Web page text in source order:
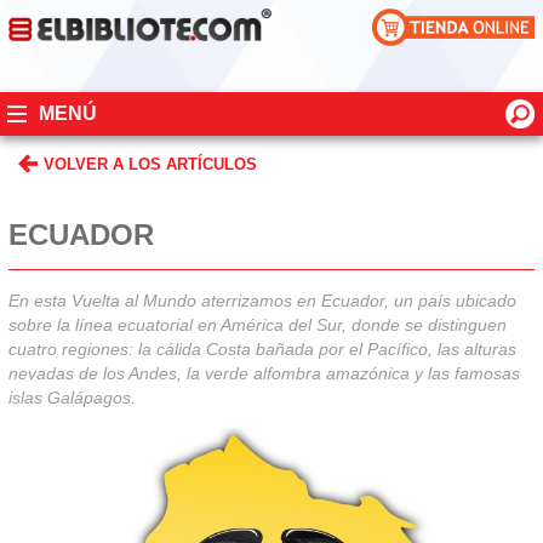
MENÚ
VOLVER A LOS ARTÍCULOS
ECUADOR
En esta Vuelta al Mundo aterrizamos en Ecuador, un país ubicado
sobre la línea ecuatorial en América del Sur, donde se distinguen
cuatro regiones: la cálida Costa bañada por el Pacífico, las alturas
nevadas de los Andes, la verde alfombra amazónica y las famosas
islas Galápagos.